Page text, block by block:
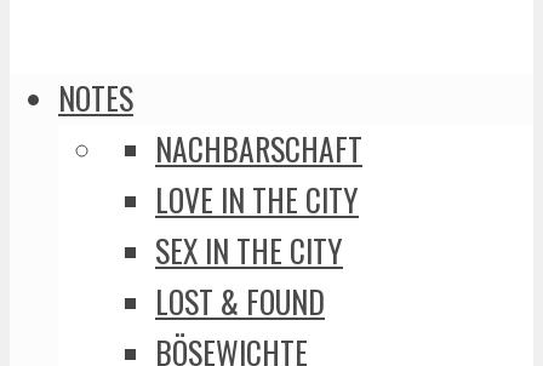
NOTES
NACHBARSCHAFT
LOVE IN THE CITY
SEX IN THE CITY
LOST & FOUND
BÖSEWICHTE